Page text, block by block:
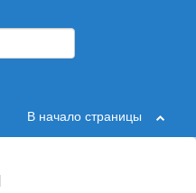
В начало страницы